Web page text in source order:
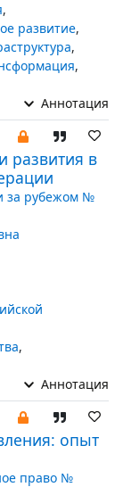
,
развитие,
,
,
Аннотация
развития в
за рубежом №
,
Аннотация
опыт
право №